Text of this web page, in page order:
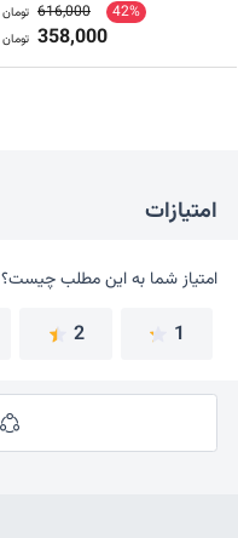
42%
616,000 تومان
358,000 تومان
امتیازات
امتیاز شما به این مطلب چیست؟
امتیاز شما به این مطلب چیست؟
1
2